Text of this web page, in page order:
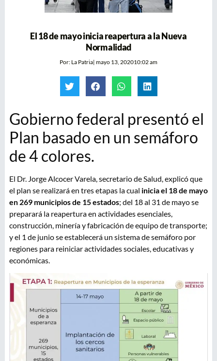
El 18 de mayo inicia reapertura a la Nueva
Normalidad
Por: La Patria| mayo 13, 202010:02 am
Gobierno federal presentó el
Plan basado en un semáforo
de 4 colores.
El Dr. Jorge Alcocer Varela, secretario de Salud, explicó que
el plan se realizará en tres etapas la cual inicia el 18 de mayo
en 269 municipios de 15 estados; del 18 al 31 de mayo se
preparará la reapertura en actividades esenciales,
construcción, minería y fabricación de equipo de transporte;
y el 1 de junio se establecerá un sistema de semáforo por
regiones para reiniciar actividades sociales, educativas y
económicas.